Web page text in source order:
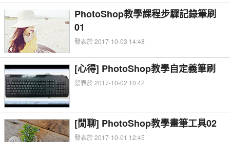
PhotoShop教學課程步驟記錄筆刷
01
發表於 2017-10-03 14:48
[心得] PhotoShop教學自定義筆刷
發表於 2017-10-02 10:42
[閒聊] PhotoShop教學畫筆工具02
發表於 2017-10-01 12:45